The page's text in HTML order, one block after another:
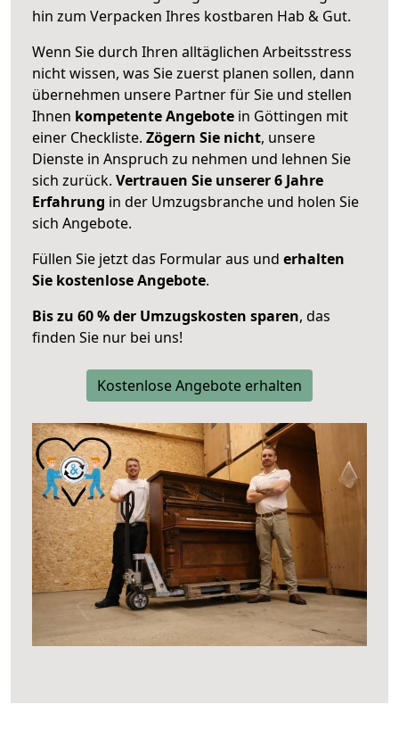
hin zum Verpacken Ihres kostbaren Hab & Gut.
Wenn Sie durch Ihren alltäglichen Arbeitsstress
nicht wissen, was Sie zuerst planen sollen, dann
übernehmen unsere Partner für Sie und stellen
Ihnen kompetente Angebote in Göttingen mit
einer Checkliste. Zögern Sie nicht, unsere
Dienste in Anspruch zu nehmen und lehnen Sie
sich zurück. Vertrauen Sie unserer 6 Jahre
Erfahrung in der Umzugsbranche und holen Sie
sich Angebote.
Füllen Sie jetzt das Formular aus und erhalten
Sie kostenlose Angebote.
Bis zu 60 % der Umzugskosten sparen, das
finden Sie nur bei uns!
Kostenlose Angebote erhalten